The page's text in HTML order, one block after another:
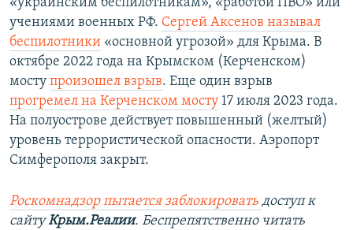
«украинским беспилотникам», «работой ПВО» или
учениями военных РФ. Сергей Аксенов называл
беспилотники «основной угрозой» для Крыма. В
октябре 2022 года на Крымском (Керченском)
мосту произошел взрыв. Еще один взрыв
прогремел на Керченском мосту 17 июля 2023 года.
На полуострове действует повышенный (желтый)
уровень террористической опасности. Аэропорт
Симферополя закрыт.
Роскомнадзор пытается заблокировать доступ к
сайтуКрым.Реалии. Беспрепятственно читать